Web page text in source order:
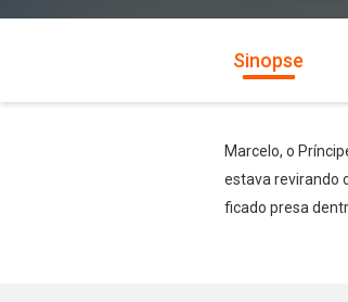
Sinopse
Marcelo, o
estava revirando
ficado presa